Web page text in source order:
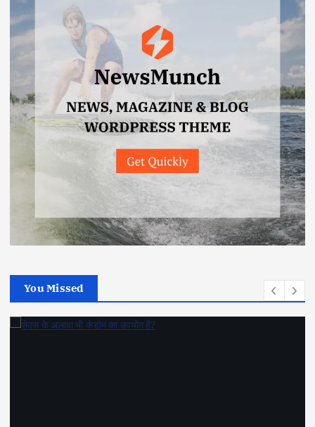
You Missed